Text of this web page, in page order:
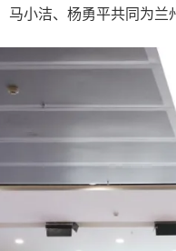
小洁、杨勇平共同为兰